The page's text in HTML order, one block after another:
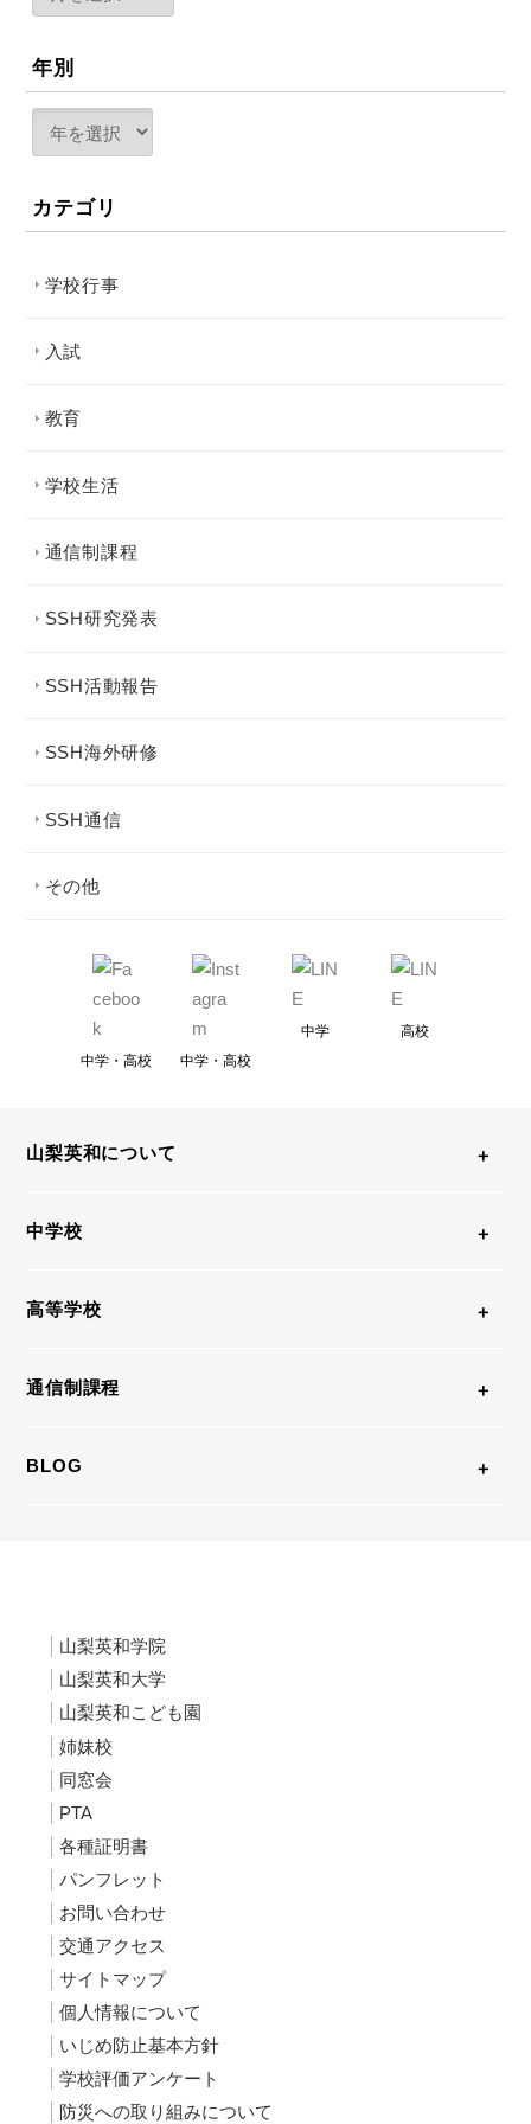
年別
カテゴリ
学校行事
入試
教育
学校生活
通信制課程
SSH研究発表
SSH活動報告
SSH海外研修
SSH通信
その他
中学・高校 中学・高校
中学 高校
山梨英和について
中学校
高等学校
通信制課程
BLOG
山梨英和学院
山梨英和大学
山梨英和こども園
姉妹校
同窓会
PTA
各種証明書
パンフレット
お問い合わせ
交通アクセス
サイトマップ
個人情報について
いじめ防止基本方針
学校評価アンケート
防災への取り組みについて